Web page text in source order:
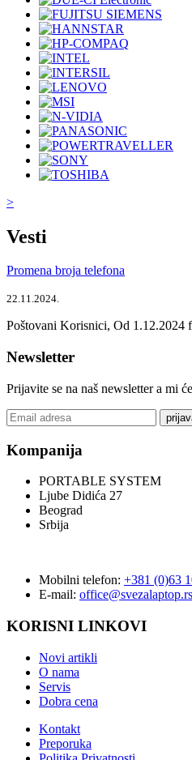
>
Vesti
Promena broja telefona
22.11.2024.
Poštovani Korisnici, Od 1.12.2024
Newsletter
Prijavite se na naš newsletter a mi
Kompanija
PORTABLE SYSTEM
Ljube Didića 27
Beograd
Srbija
Mobilni telefon: +381 (0)63
E-mail: office@svezalaptop.rs
KORISNI LINKOVI
Novi artikli
O nama
Servis
Dobra cena
Kontakt
Preporuka